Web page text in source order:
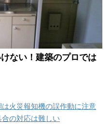
ない！建築のプロでは
火災報知機の誤作動に注意
の対応は難しい